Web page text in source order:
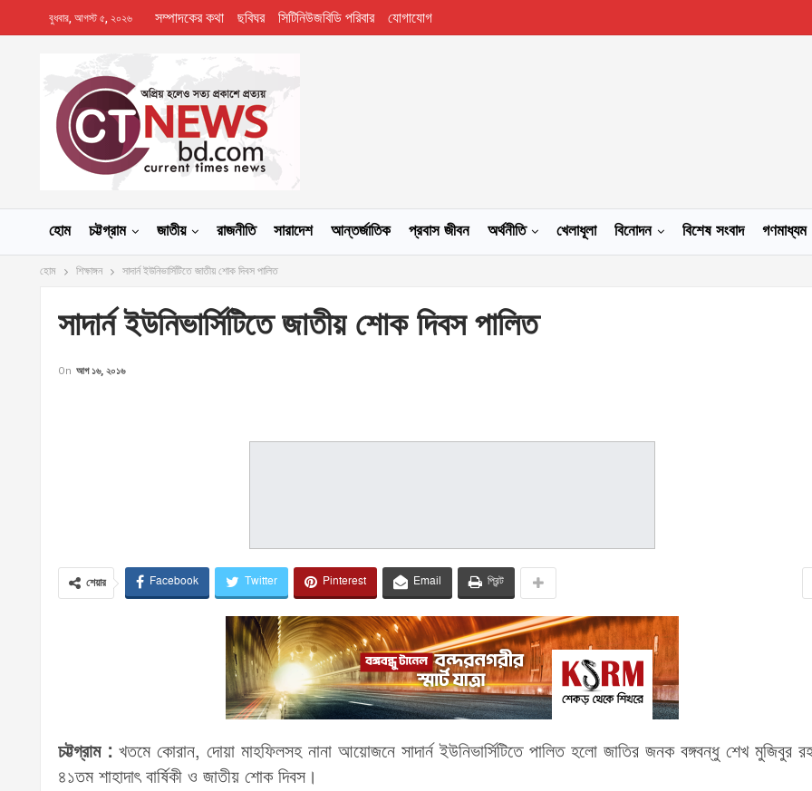
বুধবার, আগস্ট ৫, ২০২৬ সম্পাদকের কথা ছবিঘর সিটিনিউজবিডি পরিবার যোগাযোগ
হোম চট্টগ্রাম জাতীয় রাজনীতি সারাদেশ আন্তর্জাতিক প্রবাস জীবন অর্থনীতি খেলাধূলা বিনোদন বিশেষ সংবাদ গণমাধ্যম
হোম শিক্ষাঙ্গন সাদার্ন ইউনিভার্সিটিতে জাতীয় শোক দিবস পালিত
সাদার্ন ইউনিভার্সিটিতে জাতীয় শোক দিবস পালিত
On আগ ১৬, ২০১৬
শেয়ার Facebook Twitter Pinterest Email প্রিন্ট
চট্টগ্রাম : খতমে কোরান, দোয়া মাহফিলসহ নানা আয়োজনে সাদার্ন ইউনিভার্সিটিতে পালিত হলো জাতির জনক বঙ্গবন্ধু শেখ মুজিবুর
৪১তম শাহাদাৎ বার্ষিকী ও জাতীয় শোক দিবস।